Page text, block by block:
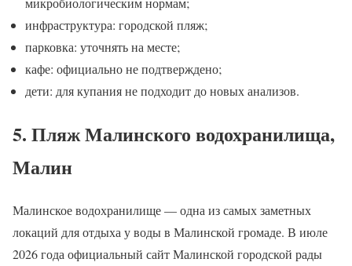
инфраструктура: городской пляж;
парковка: уточнять на месте;
кафе: официально не подтверждено;
дети: для купания не подходит до новых анализов.
5. Пляж Малинского водохранилища,
Малин
Малинское водохранилище — одна из самых заметных
локаций для отдыха у воды в Малинской громаде. В июле
2026 года официальный сайт Малинской городской рады